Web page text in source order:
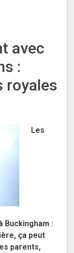
avec
:
royales
Les
Buckingham :
ça peut
parents,